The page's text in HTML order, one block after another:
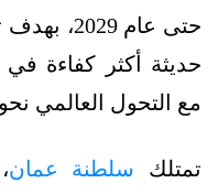
حتى عام
حديثة أكثر كفاءة في
مع التحول العالمي
تمتلك سلطنة عمان